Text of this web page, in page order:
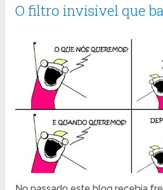
O filtro invisível que